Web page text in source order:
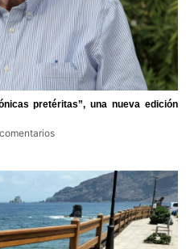
pretéritas”, una nueva edición